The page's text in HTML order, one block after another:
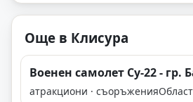
Още в Клисура
Военен самолет Су-22 - гр.
атракциони · съоръжения